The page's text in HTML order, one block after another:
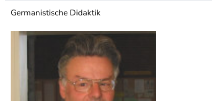
7]
Informationen zur
Germanistische Didaktik